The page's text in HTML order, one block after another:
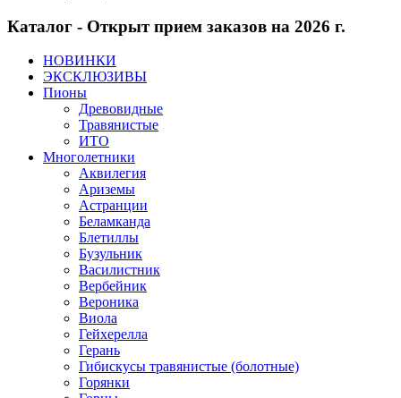
Каталог - Открыт прием заказов на 2026 г.
НОВИНКИ
ЭКСКЛЮЗИВЫ
Пионы
Древовидные
Травянистые
ИТО
Многолетники
Аквилегия
Ариземы
Астранции
Беламканда
Блетиллы
Бузульник
Василистник
Вербейник
Вероника
Виола
Гейхерелла
Герань
Гибискусы травянистые (болотные)
Горянки